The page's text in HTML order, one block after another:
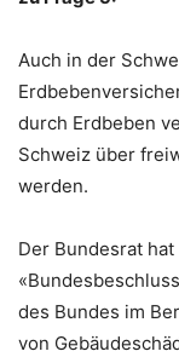
Auch in der
durch Erdbeben
Schweiz über
werden.
Der Bundesrat
des Bundes im
von